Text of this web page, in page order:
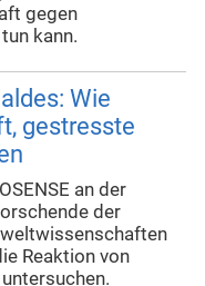
gegen
kann.
Wie
gestresste
an der
der
Reaktion von